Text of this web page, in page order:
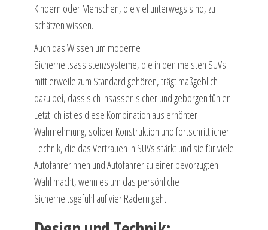
Kindern oder Menschen, die viel unterwegs sind, zu
schätzen wissen.
Auch das Wissen um moderne
Sicherheitsassistenzsysteme, die in den meisten SUVs
mittlerweile zum Standard gehören, trägt maßgeblich
dazu bei, dass sich Insassen sicher und geborgen fühlen.
Letztlich ist es diese Kombination aus erhöhter
Wahrnehmung, solider Konstruktion und fortschrittlicher
Technik, die das Vertrauen in SUVs stärkt und sie für viele
Autofahrerinnen und Autofahrer zu einer bevorzugten
Wahl macht, wenn es um das persönliche
Sicherheitsgefühl auf vier Rädern geht.